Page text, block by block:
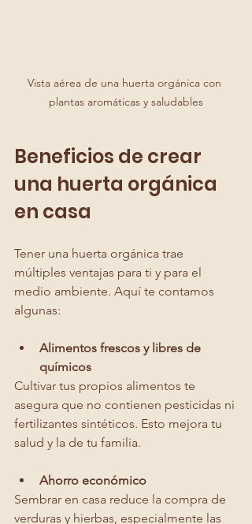
Vista aérea de una huerta orgánica con
plantas aromáticas y saludables
Beneficios de crear
una huerta orgánica
en casa
Tener una huerta orgánica trae
múltiples ventajas para ti y para el
medio ambiente. Aquí te contamos
algunas:
Alimentos frescos y libres de
químicos
Cultivar tus propios alimentos te
asegura que no contienen pesticidas ni
fertilizantes sintéticos. Esto mejora tu
salud y la de tu familia.
Ahorro económico
Sembrar en casa reduce la compra de
verduras y hierbas, especialmente las